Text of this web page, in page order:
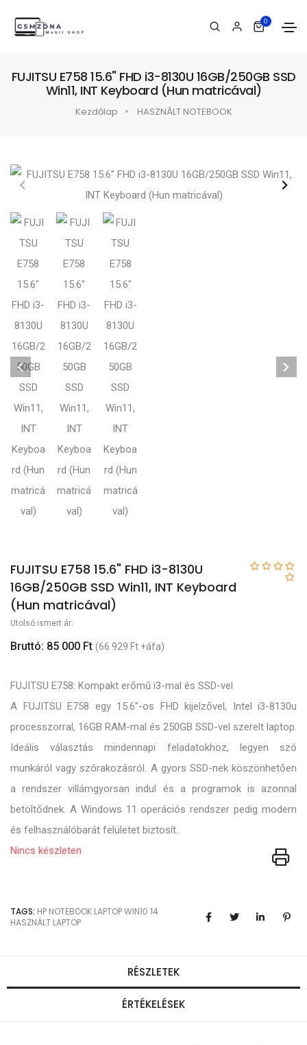
0
FUJITSU E758 15.6" FHD i3-8130U 16GB/250GB SSD
Win11, INT Keyboard (Hun matricával)
Kezdőlap HASZNÁLT NOTEBOOK
FUJITSU E758 15.6" FHD i3-8130U
16GB/250GB SSD Win11, INT Keyboard
(Hun matricával)
Utolsó ismert ár:
Bruttó: 85 000 Ft (66 929 Ft +áfa)
FUJITSU E758: Kompakt erőmű i3-mal és SSD-vel
A FUJITSU E758 egy 15.6"-os FHD kijelzővel, Intel i3-8130u
processzorral, 16GB RAM-mal és 250GB SSD-vel szerelt laptop.
Ideális választás mindennapi feladatokhoz, legyen szó
munkáról vagy szórakozásról. A gyors SSD-nek köszönhetően
a rendszer villámgyorsan indul és a programok is azonnal
betöltődnek. A Windows 11 operációs rendszer pedig modern
és felhasználóbarát felületet biztosít.
Nincs készleten
TAGS: HP NOTEBOOK LAPTOPWIN10 14
HASZNÁLT LAPTOP
RÉSZLETEK
ÉRTÉKELÉSEK